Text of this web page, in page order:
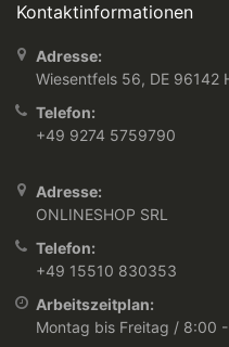
Kontaktinformationen
Adresse:
Wiesentfels 56, DE 96142
Telefon:
+49 9274 5759790
Adresse:
ONLINESHOP SRL
Telefon:
+49 15510 830353
Arbeitszeitplan:
Montag bis Freitag / 8:00